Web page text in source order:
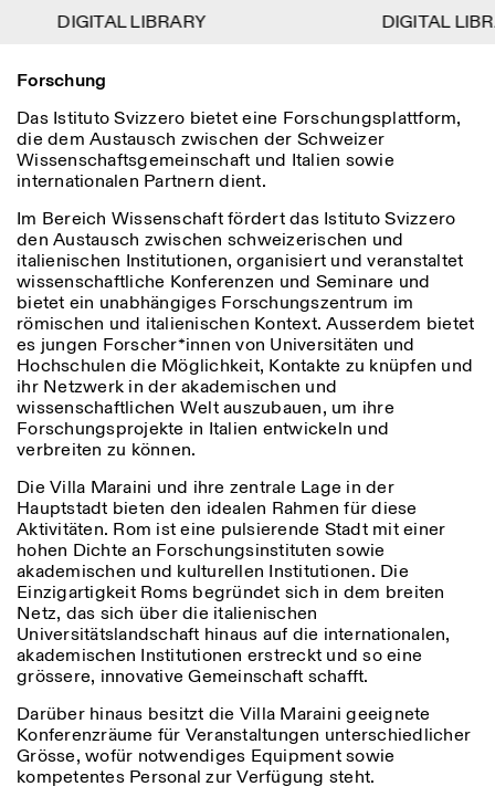
Menu
Lingua EN IT DE
FR
Kalender
Forschung
Residenzen
Archiv
Blog
Organisation
Bibliothek
Jobs
Andere Tätigkeiten
NEWSLETTER
Melden Sie sich für unseren Newsletter an, damit Sie
stets auf dem Laufenden über unsere Veranstaltungen
Facebook Instagram Linkedin Vimeo
Privacy Policy
Informationen
ISTITUTO SVIZZERO
ROM
Villa Maraini
Via Ludovisi 48
00187 Roma
roma@istitutosvizzero.it
Mit öffentlichen
Verkehrsmitteln: Das
Istituto Svizzero befindet
sich in der Nähe der Metro-
Haltestelle Barberini
ÖFFNUNGSZEITEN DER
REZEPTION:
MO-FR
09:00–13:30, 14:30–18:00
ÖFFNUNGSZEITEN DER
18:30
Donnerstag: 14:30–20:00
Samstag/Sonntag: 11:00–
18:30
FÜHRUNGEN:
Nur auf Anfrage
(Italienisch, Englisch)
Preise: 10€ pro Person
Für Reservierung:
visite@istitutosvizzero.it
Tiere haben keinen Zutritt
oppure Tiere verboten
Filtern
Area
Reset
Kunst
Residenzen Wissenschaften
Ort
Reset
Rom
All Mailand
Kategorie
Reset
All
Anthropologie
Archaelogie
Architektur
Kunst
Astrophysik
More Options...
Length
1
> 1
Forschung
Das Istituto Svizzero bietet eine Forschungsplattform,
die dem Austausch zwischen der Schweizer
Wissenschaftsgemeinschaft und Italien sowie
internationalen Partnern dient.
Im Bereich Wissenschaft fördert das Istituto Svizzero
den Austausch zwischen schweizerischen und
italienischen Institutionen, organisiert und veranstaltet
wissenschaftliche Konferenzen und Seminare und
bietet ein unabhängiges Forschungszentrum im
römischen und italienischen Kontext. Ausserdem bietet
es jungen Forscher*innen von Universitäten und
Hochschulen die Möglichkeit, Kontakte zu knüpfen und
ihr Netzwerk in der akademischen und
wissenschaftlichen Welt auszubauen, um ihre
Forschungsprojekte in Italien entwickeln und
verbreiten zu können.
Die Villa Maraini und ihre zentrale Lage in der
Hauptstadt bieten den idealen Rahmen für diese
Aktivitäten. Rom ist eine pulsierende Stadt mit einer
hohen Dichte an Forschungsinstituten sowie
akademischen und kulturellen Institutionen. Die
Einzigartigkeit Roms begründet sich in dem breiten
Netz, das sich über die italienischen
Universitätslandschaft hinaus auf die internationalen,
akademischen Institutionen erstreckt und so eine
grössere, innovative Gemeinschaft schafft.
Darüber hinaus besitzt die Villa Maraini geeignete
Konferenzräume für Veranstaltungen unterschiedlicher
Grösse, wofür notwendiges Equipment sowie
kompetentes Personal zur Verfügung steht.
DIGITAL LIBRARY DIGITAL
DIGITAL LIBRARY DIGITAL